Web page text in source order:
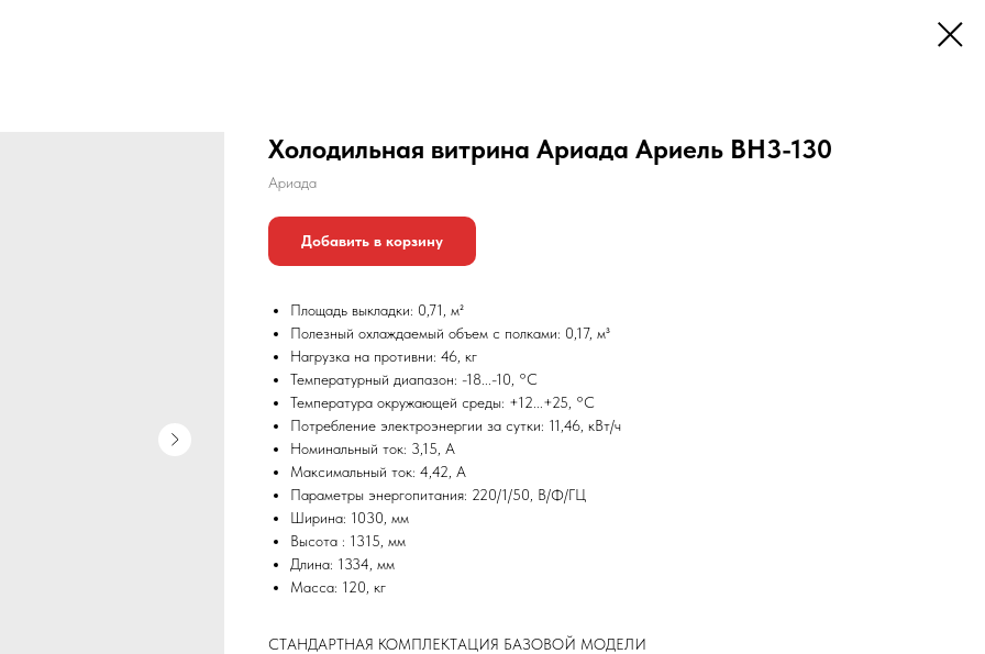
Холодильная витрина Ариада Ариель ВН3-130
Ариада
Добавить в корзину
Площадь выкладки: 0,71, м²
Полезный охлаждаемый объем с полками: 0,17, м³
Нагрузка на противни: 46, кг
Температурный диапазон: -18...-10, °С
Температура окружающей среды: +12...+25, °С
Потребление электроэнергии за сутки: 11,46, кВт/ч
Номинальный ток: 3,15, А
Максимальный ток: 4,42, А
Параметры энергопитания: 220/1/50, В/Ф/ГЦ
Ширина: 1030, мм
Высота : 1315, мм
Длина: 1334, мм
Масса: 120, кг
СТАНДАРТНАЯ КОМПЛЕКТАЦИЯ БАЗОВОЙ МОДЕЛИ